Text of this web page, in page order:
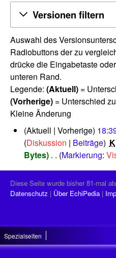
Versionen filtern
Auswahl des
Radiobuttons der zu
drücke die Eingabetaste
unteren Rand.
Legende: (Aktuell) =
(Vorherige) = Unterschied
Kleine Änderung
u
l
i
2
2
Aktuell Vorherige
Diskussion
Beiträge K
Bytes ‎
i
B
e
Markierung:
Diese Seite wurde bisher 81-mal
Datenschutz
Über EchiPedia
Spezialseiten